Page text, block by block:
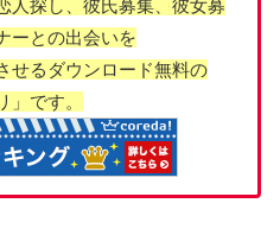
人探し、彼氏募集、彼女募
ーとの出会いを
せるダウンロード無料の
」です。